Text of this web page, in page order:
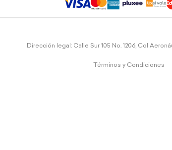
Dirección legal: Calle Sur 105 No. 1206, Col
Términos y Condiciones